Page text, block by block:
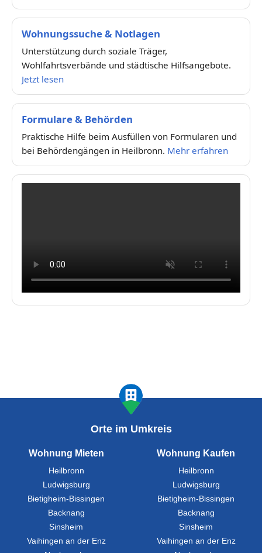
Wohnungssuche & Notlagen
Unterstützung durch soziale Träger,
Wohlfahrtsverbände und städtische Hilfsangebote.
Jetzt lesen
Formulare & Behörden
Praktische Hilfe beim Ausfüllen von Formularen und
bei Behördengängen in Heilbronn. Mehr erfahren
Orte im Umkreis
Wohnung Mieten
Heilbronn
Ludwigsburg
Bietigheim-Bissingen
Backnang
Sinsheim
Vaihingen an der Enz
Wohnung Kaufen
Heilbronn
Ludwigsburg
Bietigheim-Bissingen
Backnang
Sinsheim
Vaihingen an der Enz